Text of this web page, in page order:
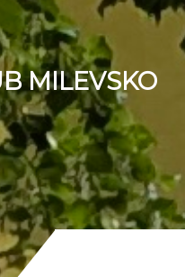
MILEVSKO